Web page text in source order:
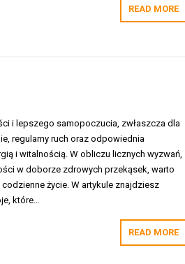
READ MORE
i lepszego samopoczucia, zwłaszcza dla
regularny ruch oraz odpowiednia
i witalnością. W obliczu licznych wyzwań,
w doborze zdrowych przekąsek, warto
życie. W artykule znajdziesz
które…
READ MORE